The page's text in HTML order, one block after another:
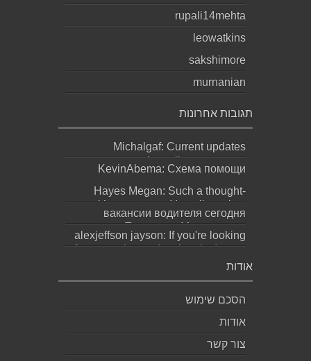
rupali14mehta
leowatkins
sakshimore
murnanian
תגובות אחרונות
Michalgaf: Current updates
https://sapreqot.com...
KevinAbema: Схема помощи
зависит от состояния, стажа
употребления, проти...
Hayes Megan: Such a thought-
provoking statement! It really makes
you ques...
вакансии водителя сегодня
москва: Переезд в Москву ради
работы не должен превращаться
alexjeffson jayson: If you're looking
for a genuine and authentic degree
(bachel...
אודות
הסכם שימוש
אודות
צור קשר